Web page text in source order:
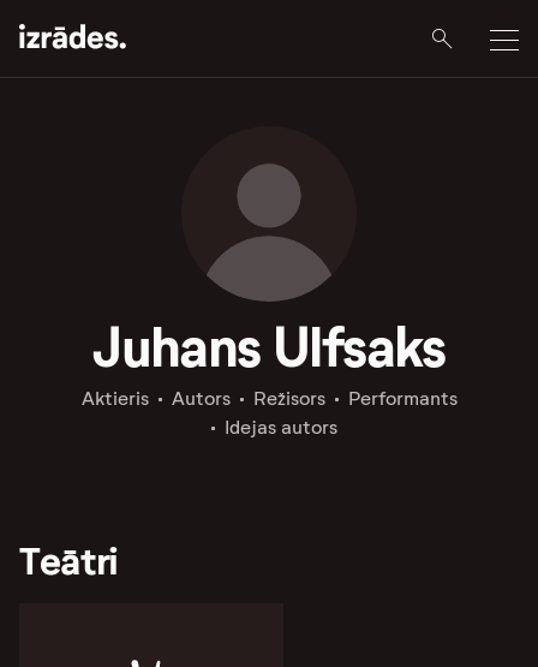
Juhans Ulfsaks
Aktieris Autors Režisors
Performants
Idejas autors
Teātri